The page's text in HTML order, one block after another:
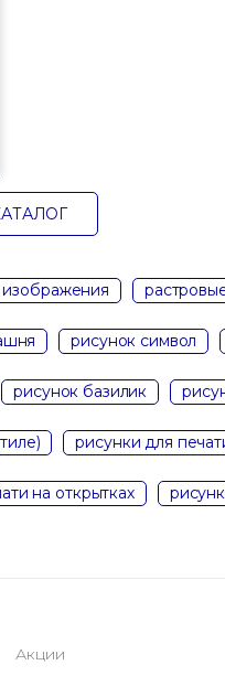
рисунок символ
рисунок базилик
рисунки для
на открытках
Акции